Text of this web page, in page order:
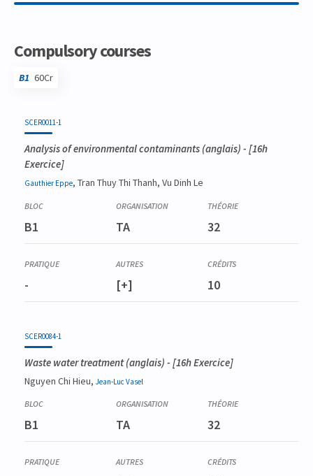
Compulsory courses
B1 60Cr
SCER0011-1
Analysis of environmental contaminants (anglais) - [16h
Exercice]
Gauthier Eppe, Tran Thuy Thi Thanh, Vu Dinh Le
B1 TA 32
- [+] 10
SCER0084-1
Waste water treatment(anglais) - [16h Exercice]
Nguyen Chi Hieu, Jean-Luc Vasel
B1 TA 32